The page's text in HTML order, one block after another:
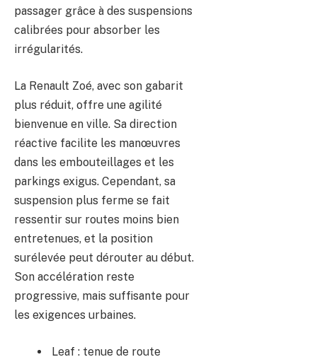
passager grâce à des suspensions
calibrées pour absorber les
irrégularités.
La Renault Zoé, avec son gabarit
plus réduit, offre une agilité
bienvenue en ville. Sa direction
réactive facilite les manœuvres
dans les embouteillages et les
parkings exigus. Cependant, sa
suspension plus ferme se fait
ressentir sur routes moins bien
entretenues, et la position
surélevée peut dérouter au début.
Son accélération reste
progressive, mais suffisante pour
les exigences urbaines.
Leaf : tenue de route